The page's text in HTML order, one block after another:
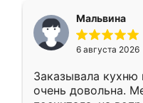
Мальвина
6 августа 2026
Заказывала кухню
очень довольна.